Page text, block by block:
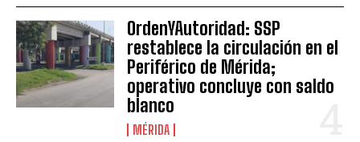
OrdenYAutoridad: SSP
restablece la circulación en el
Periférico de Mérida;
operativo concluye con saldo
blanco
MÉRIDA